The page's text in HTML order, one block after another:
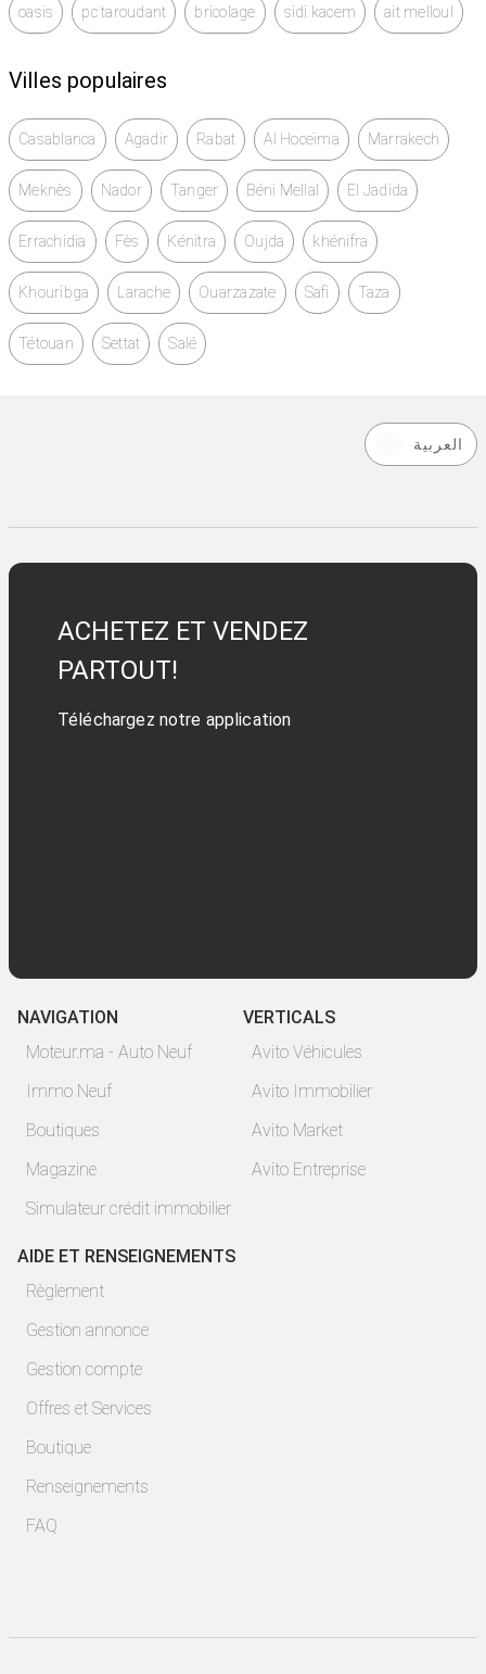
oasis pc taroudant bricolage sidi kacem ait melloul
Villes populaires
Casablanca Agadir Rabat Al Hoceïma Marrakech
Meknès Nador Tanger Béni Mellal El Jadida
Errachidia Fès Kénitra Oujda khénifra
Khouribga Larache Ouarzazate Safi Taza
Tétouan Settat Salé
العربية
ACHETEZ ET VENDEZ
PARTOUT!
Téléchargez notre application
NAVIGATION
Moteur.ma - Auto Neuf
Immo Neuf
Boutiques
Magazine
Simulateur crédit immobilier
VERTICALS
Avito Véhicules
Avito Immobilier
Avito Market
Avito Entreprise
AIDE ET RENSEIGNEMENTS
Règlement
Gestion annonce
Gestion compte
Offres et Services
Boutique
Renseignements
FAQ